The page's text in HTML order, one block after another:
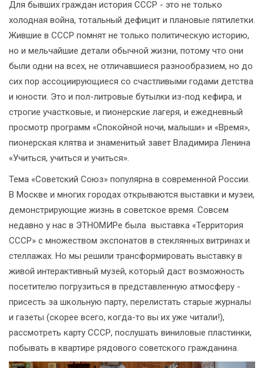
Для бывших граждан история СССР - это не только
холодная война, тотальный дефицит и плановые пятилетки.
Жившие в СССР помнят не только политическую историю,
но и мельчайшие детали обычной жизни, потому что они
были одни на всех, не отличавшиеся разнообразием, но до
сих пор ассоциирующиеся со счастливыми годами детства
и юности. Это и пол-литровые бутылки из-под кефира, и
строгие участковые, и пионерские лагеря, и ежедневный
просмотр программ «Спокойной ночи, малыши» и «Время»,
пионерская клятва и знаменитый завет Владимира Ленина
«Учиться, учиться и учиться».
Тема «Советский Союз» популярна в современной России.
В Москве и многих городах открываются выставки и музеи,
демонстрирующие жизнь в советское время. Совсем
недавно у нас в ЭТНОМИРе была выставка «Территория
СССР» с множеством экспонатов в стеклянных витринах и
стеллажах. Но мы решили трансформировать выставку в
живой интерактивный музей, который даст возможность
посетителю погрузиться в представленную атмосферу -
присесть за школьную парту, перелистать старые журналы
и газеты (скорее всего, когда-то вы их уже читали!),
рассмотреть карту СССР, послушать виниловые пластинки,
побывать в квартире рядового советского гражданина.